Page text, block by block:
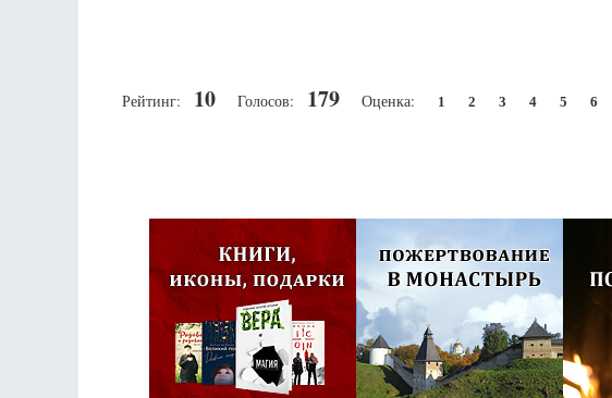
Рейтинг: 10 Голосов: 179 Оценка: 1 2 3 4 5 6